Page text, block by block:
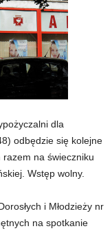
dla
odbędzie się kolejne
na świeczniku
Wstęp wolny.
i Młodzieży nr
na spotkanie